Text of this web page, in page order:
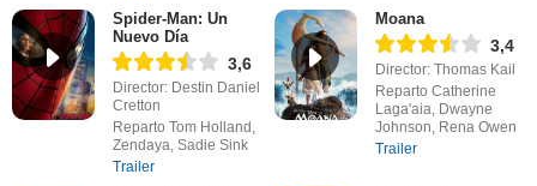
Spider-Man: Un
Nuevo Día
3,6
Director: Destin Daniel
Cretton
Reparto Tom Holland,
Zendaya, Sadie Sink
Trailer
Moana
3,4
Director: Thomas Kail
Reparto Catherine
Laga'aia, Dwayne
Johnson, Rena Owen
Trailer